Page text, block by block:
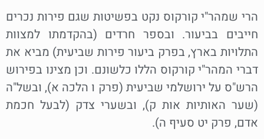
הרי שמהר"י קורקוס נקט בפשיטות שגם פירות נכרים
חייבים בביעור. ובספר חרדים (בהקדמתו למצוות
התלויות בארץ, בפרק ביעור פירות שביעית) מביא את
דברי המהר"י קורקוס הללו כלשונם. וכן מצינו בפירוש
הרש"ס על ירושלמי שביעית (פרק ו הלכה א), ובשל"ה
(שער האותיות אות ק), ובשערי צדק (לבעל חכמת
אדם, פרק יט סעיף ה).